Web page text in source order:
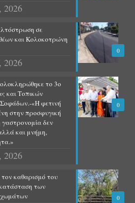
2026
0
σε
και Κολοκοτρώνη
2026
0
το 3ο
και Τοπικών
«Η φετινή
στην προσφυγική
γαστρονομία δεν
και μνήμη,
2026
0
καθαρισμό του
των